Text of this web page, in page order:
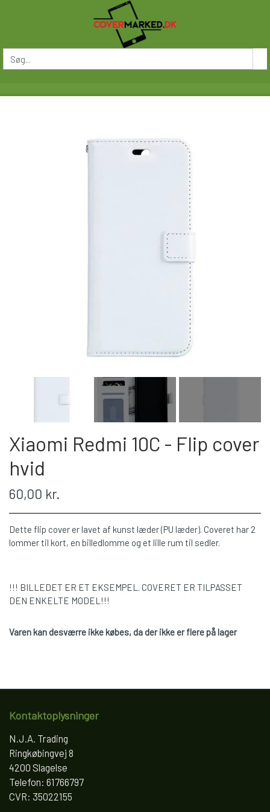
Xiaomi Redmi 10C - Flip cover
hvid
60,00 kr.
Dette flip cover er lavet af kunst læder (PU læder). Coveret har 2
lommer til kort, en billedlomme og et lille rum til sedler.
!!! BILLEDET ER ET EKSEMPEL. COVERET ER TILPASSET
DEN ENKELTE MODEL!!!
Varen kan desværre ikke købes, da der ikke er flere på lager
Kontaktoplysninger
N.J.A. Trading
Ringkøbingvej 8
4200 Slagelse
Telefon: 61766797
CVR: 35022155